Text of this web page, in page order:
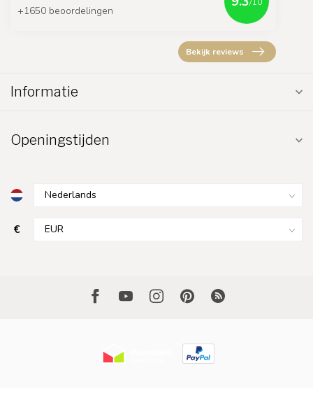
+1650 beoordelingen
Bekijk reviews
Informatie
Openingstijden
€